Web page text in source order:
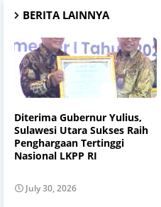
BERITA LAINNYA
Diterima Gubernur Yulius,
Sulawesi Utara Sukses Raih
Penghargaan Tertinggi
Nasional LKPP RI
July 30, 2026